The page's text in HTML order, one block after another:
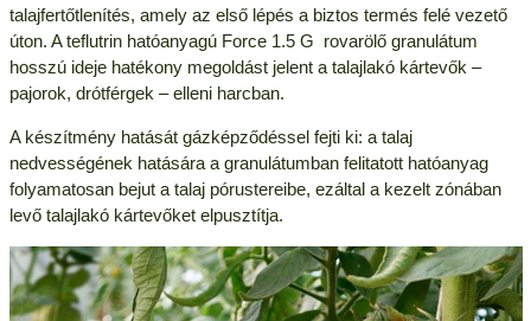
talajfertőtlenítés, amely az első lépés a biztos termés felé vezető
úton. A teflutrin hatóanyagú Force 1.5 G rovarölő granulátum
hosszú ideje hatékony megoldást jelent a talajlakó kártevők –
pajorok, drótférgek – elleni harcban.
A készítmény hatását gázképződéssel fejti ki: a talaj
nedvességének hatására a granulátumban felitatott hatóanyag
folyamatosan bejut a talaj pórustereibe, ezáltal a kezelt zónában
levő talajlakó kártevőket elpusztítja.